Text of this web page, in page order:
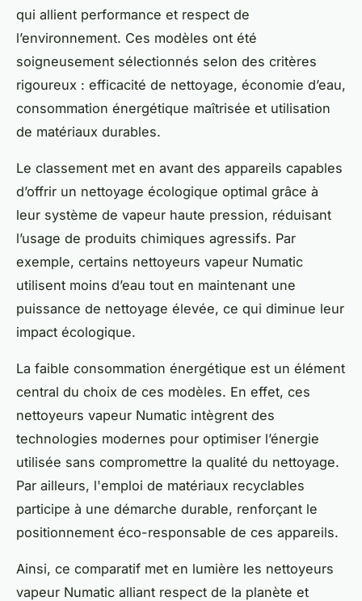
qui allient performance et respect de
l’environnement. Ces modèles ont été
soigneusement sélectionnés selon des critères
rigoureux : efficacité de nettoyage, économie d’eau,
consommation énergétique maîtrisée et utilisation
de matériaux durables.
Le classement met en avant des appareils capables
d’offrir un nettoyage écologique optimal grâce à
leur système de vapeur haute pression, réduisant
l’usage de produits chimiques agressifs. Par
exemple, certains nettoyeurs vapeur Numatic
utilisent moins d’eau tout en maintenant une
puissance de nettoyage élevée, ce qui diminue leur
impact écologique.
La faible consommation énergétique est un élément
central du choix de ces modèles. En effet, ces
nettoyeurs vapeur Numatic intègrent des
technologies modernes pour optimiser l’énergie
utilisée sans compromettre la qualité du nettoyage.
Par ailleurs, l'emploi de matériaux recyclables
participe à une démarche durable, renforçant le
positionnement éco-responsable de ces appareils.
Ainsi, ce comparatif met en lumière les nettoyeurs
vapeur Numatic alliant respect de la planète et